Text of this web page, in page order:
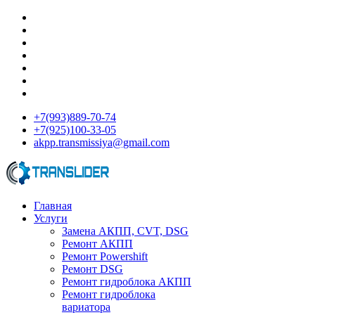
+7(993)889-70-74
+7(925)100-33-05
akpp.transmissiya@gmail.com
Главная
Услуги
Замена АКПП, CVT, DSG
Ремонт АКПП
Ремонт Powershift
Ремонт DSG
Ремонт гидроблока АКПП
Ремонт гидроблока
вариатора